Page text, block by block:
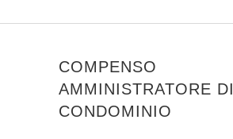
COMPENSO
AMMINISTRATORE DI
CONDOMINIO